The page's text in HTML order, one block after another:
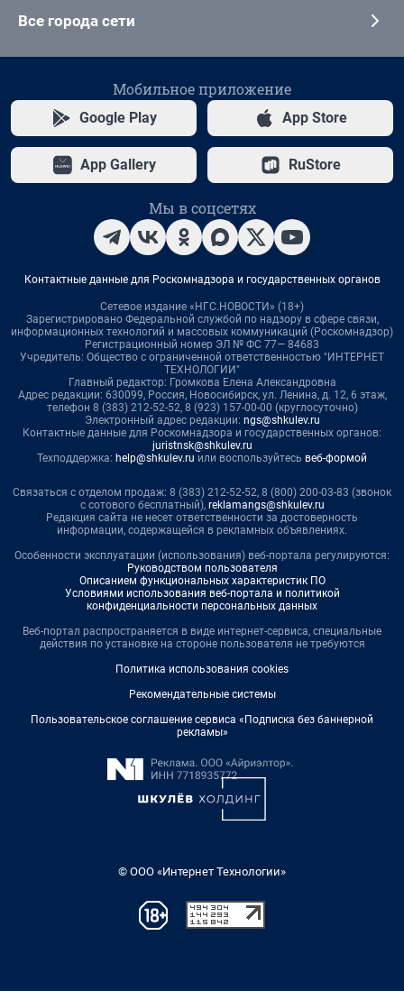
Все города сети
Мобильное приложение
Google Play App Store
App Gallery RuStore
Мы в соцсетях
Контактные данные для Роскомнадзора и государственных органов
Сетевое издание «НГС.НОВОСТИ» (18+)
Зарегистрировано Федеральной службой по надзору в сфере связи,
информационных технологий и массовых коммуникаций (Роскомнадзор)
Регистрационный номер ЭЛ № ФС 77— 84683
Учредитель: Общество с ограниченной ответственностью "ИНТЕРНЕТ
ТЕХНОЛОГИИ"
Главный редактор: Громкова Елена Александровна
Адрес редакции: 630099, Россия, Новосибирск, ул. Ленина, д. 12, 6 этаж,
телефон 8 (383) 212-52-52, 8 (923) 157-00-00 (круглосуточно)
Электронный адрес редакции: ngs@shkulev.ru
Контактные данные для Роскомнадзора и государственных органов:
juristnsk@shkulev.ru
Техподдержка: help@shkulev.ru или воспользуйтесь веб-формой
Связаться с отделом продаж: 8 (383) 212-52-52, 8 (800) 200-03-83 (звонок
с сотового бесплатный), reklamangs@shkulev.ru
Редакция сайта не несет ответственности за достоверность
информации, содержащейся в рекламных объявлениях.
Особенности эксплуатации (использования) веб-портала регулируются:
Руководством пользователя
Описанием функциональных характеристик ПО
Условиями использования веб-портала и политикой
конфиденциальности персональных данных
Веб-портал распространяется в виде интернет-сервиса, специальные
действия по установке на стороне пользователя не требуются
Политика использования cookies
Рекомендательные системы
Пользовательское соглашение сервиса «Подписка без баннерной
рекламы»
© ООО «Интернет Технологии»